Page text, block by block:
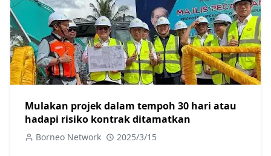
Mulakan projek dalam tempoh 30 hari atau
hadapi risiko kontrak ditamatkan
Borneo Network 2025/3/15